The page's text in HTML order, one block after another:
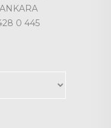
0 445